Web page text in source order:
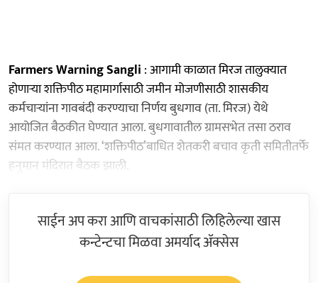
Farmers Warning Sangli : आगामी काळात मिरज तालुक्यात
होणाऱ्या शक्तिपीठ महामार्गासाठी जमीन मोजणीसाठी शासकीय
कर्मचाऱ्यांना गावबंदी करण्याचा निर्णय बुधगाव (ता. मिरज) येथे
आयोजित बैठकीत घेण्यात आला. बुधगावातील ग्रामसभेत तसा ठराव
संमत करण्यात आला. ‘शक्तिपीठ’बाधित शेतकरी बचाव कृती समितीतर्फे
हनुमान मंदिरात बैठक झाली.
साईन अप करा आणि वाचकांसाठी लिहिलेल्या खास
कन्टेन्टचा मिळवा अमर्याद ॲक्सेस